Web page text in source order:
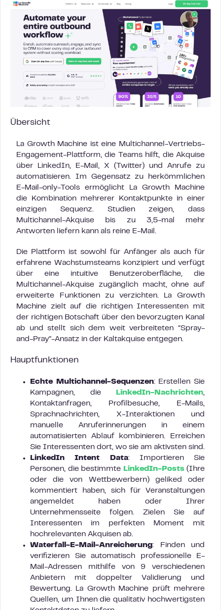
Übersicht
La Growth Machine ist eine Multichannel-Vertriebs-
Engagement-Plattform, die Teams hilft, die Akquise
über LinkedIn, E-Mail, X (Twitter) und Anrufe zu
automatisieren. Im Gegensatz zu herkömmlichen
E-Mail-only-Tools ermöglicht La Growth Machine
die Kombination mehrerer Kontaktpunkte in einer
einzigen Sequenz. Studien zeigen, dass
Multichannel-Akquise bis zu 3,5-mal mehr
Antworten liefern kann als reine E-Mail.
Die Plattform ist sowohl für Anfänger als auch für
erfahrene Wachstumsteams konzipiert und verfügt
über eine intuitive Benutzeroberfläche, die
Multichannel-Akquise zugänglich macht, ohne auf
erweiterte Funktionen zu verzichten. La Growth
Machine zielt auf die richtigen Interessenten mit
der richtigen Botschaft über den bevorzugten Kanal
ab und stellt sich dem weit verbreiteten “Spray-
and-Pray”-Ansatz in der Kaltakquise entgegen.
Hauptfunktionen
Echte Multichannel-Sequenzen: Erstellen Sie
Kampagnen, die
LinkedIn-Nachrichten,
Kontaktanfragen, Profilbesuche, E-Mails,
Sprachnachrichten, X-Interaktionen und
manuelle Anruferinnerungen in einem
automatisierten Ablauf kombinieren. Erreichen
Sie Interessenten dort, wo sie am aktivsten sind.
LinkedIn Intent Data: Importieren Sie
Personen, die bestimmte LinkedIn-Posts(Ihre
oder die von Wettbewerbern) geliked oder
kommentiert haben, sich für Veranstaltungen
angemeldet haben oder Ihrer
Unternehmensseite folgen. Zielen Sie auf
Interessenten im perfekten Moment mit
hochrelevanten Akquisen ab.
Waterfall-E-Mail-Anreicherung: Finden und
verifizieren Sie automatisch professionelle E-
Mail-Adressen mithilfe von 9 verschiedenen
Anbietern mit doppelter Validierung und
Bewertung. La Growth Machine prüft mehrere
Quellen, um Ihnen die qualitativ hochwertigsten